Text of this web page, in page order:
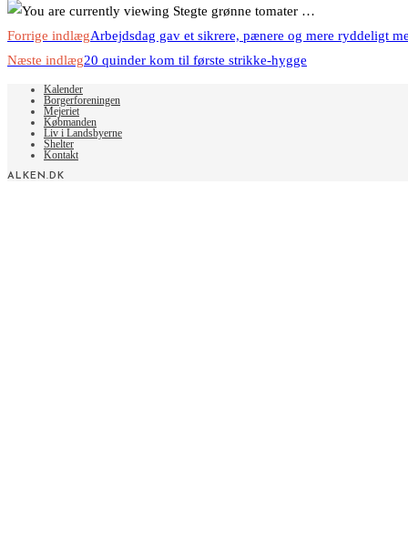
Read
more
articles
Forrige indlægArbejdsdag gav et sikrere, pænere og mere ryddeligt
Næste indlæg20 quinder kom til første strikke-hygge
Kalender
Borgerforeningen
Mejeriet
Købmanden
Liv i Landsbyerne
Shelter
Kontakt
ALKEN.DK